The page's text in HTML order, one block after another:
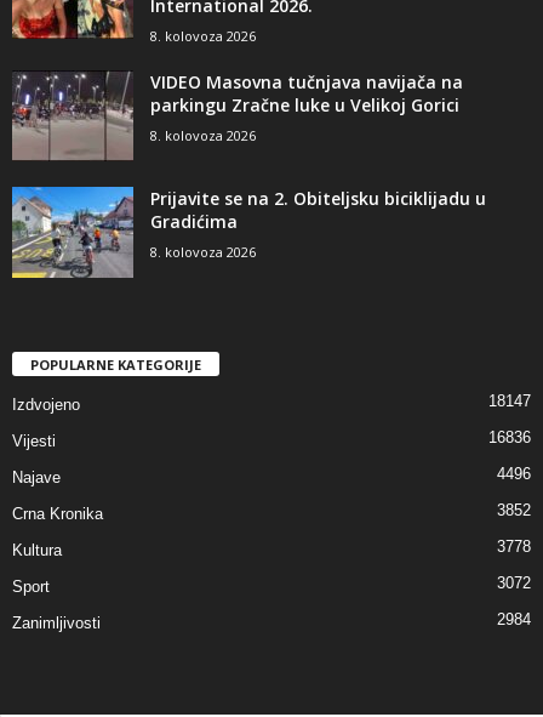
International 2026.
8. kolovoza 2026
VIDEO Masovna tučnjava navijača na
parkingu Zračne luke u Velikoj Gorici
8. kolovoza 2026
Prijavite se na 2. Obiteljsku biciklijadu u
Gradićima
8. kolovoza 2026
POPULARNE KATEGORIJE
Izdvojeno 18147
Vijesti 16836
Najave 4496
Crna Kronika 3852
Kultura 3778
Sport 3072
Zanimljivosti 2984